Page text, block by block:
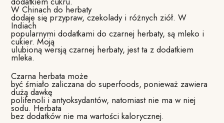
W Chinach do herbaty
dodaje się przypraw, czekolady i różnych ziół. W
Indiach
popularnymi dodatkami do czarnej herbaty, są mleko i
cukier. Moją
ulubioną wersją czarnej herbaty, jest ta z dodatkiem
mleka.
Czarna herbata może
być śmiało zaliczana do superfoods, ponieważ zawiera
dużą dawkę
polifenoli i antyoksydantów, natomiast nie ma w niej
sodu. Herbata
bez dodatków nie ma wartości kalorycznej.